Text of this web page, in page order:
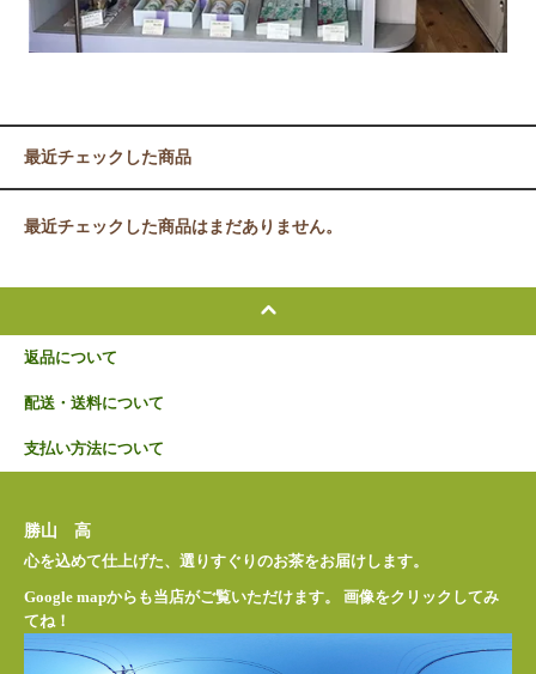
最近チェックした商品
最近チェックした商品はまだありません。
返品について
配送・送料について
支払い方法について
勝山 高
心を込めて仕上げた、選りすぐりのお茶をお届けします。
Google mapからも当店がご覧いただけます。 画像をクリックしてみ
てね！